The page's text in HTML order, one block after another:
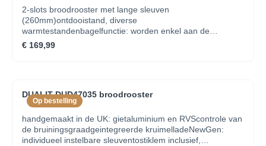
2-slots broodrooster met lange sleuven
(260mm)ontdooistand, diverse
warmtestandenbagelfunctie: worden enkel aan de
binnenzijde getoastgeintegreerde
kruimelladewarmhoudrekje inclusief
€ 169,99
Op bestelling
DUALIT DUD47035 broodrooster
handgemaakt in de UK: gietaluminium en RVScontrole van
de bruiningsgraadgeintegreerde kruimelladeNewGen:
individueel instelbare sleuventostiklem inclusief,